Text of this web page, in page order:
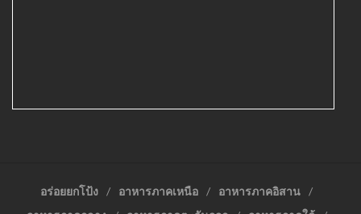
อร่อยยกโป้ง อาหารภาคเหนือ
อาหารภาคอิสาน